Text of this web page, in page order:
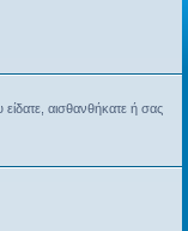
αισθανθήκατε ή σας